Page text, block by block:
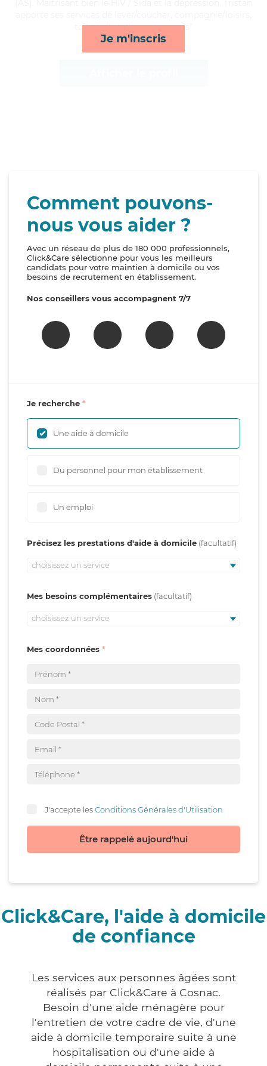
Je m'inscris
toilette/habillage et rappels*
Comment pouvons-
nous vous aider ?
Avec un réseau de plus de 180 000 professionnels,
Click&Care sélectionne pour vous les meilleurs
candidats pour votre maintien à domicile ou vos
besoins de recrutement en établissement.
Nos conseillers vous accompagnent 7/7
Je recherche
Une aide à domicile
Du personnel pour mon établissement
Un emploi
Précisez les prestations d'aide à domicile
choisissez un service
Mes besoins complémentaires
choisissez un service
Mes coordonnées
J'accepte lesConditions Générales d'Utilisation
Être rappelé aujourd'hui
Click&Care, l'aide à domicile
de confiance
Les services aux personnes âgées sont
réalisés par Click&Care à Cosnac.
Besoin d'une aide ménagère pour
l'entretien de votre cadre de vie, d'une
aide à domicile temporaire suite à une
hospitalisation ou d'une aide à